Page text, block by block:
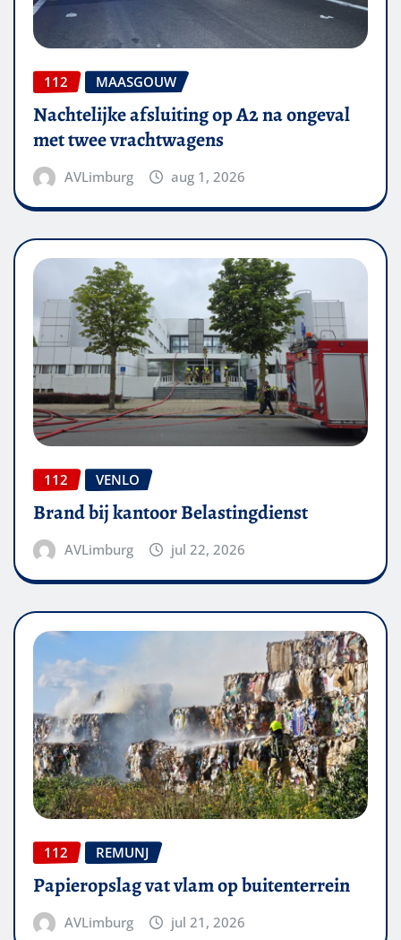
112 MAASGOUW
Nachtelijke afsluiting op A2 na ongeval
met twee vrachtwagens
AVLimburg aug 1, 2026
112 VENLO
Brand bij kantoor Belastingdienst
AVLimburg jul 22, 2026
112 REMUNJ
Papieropslag vat vlam op buitenterrein
AVLimburg jul 21, 2026